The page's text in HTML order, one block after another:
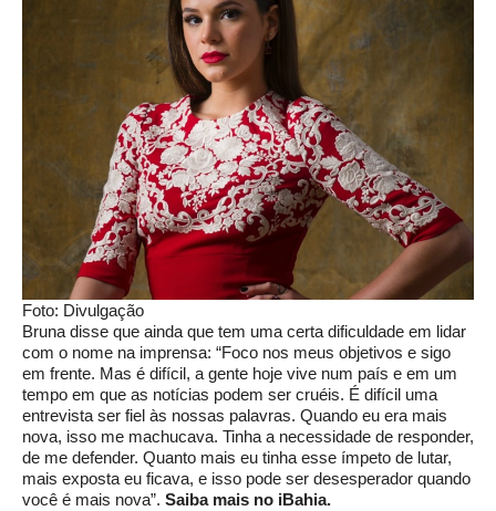
Foto: Divulgação
Bruna disse que ainda que tem uma certa dificuldade em lidar
com o nome na imprensa: “Foco nos meus objetivos e sigo
em frente. Mas é difícil, a gente hoje vive num país e em um
tempo em que as notícias podem ser cruéis. É difícil uma
entrevista ser fiel às nossas palavras. Quando eu era mais
nova, isso me machucava. Tinha a necessidade de responder,
de me defender. Quanto mais eu tinha esse ímpeto de lutar,
mais exposta eu ficava, e isso pode ser desesperador quando
você é mais nova”. Saiba mais no iBahia.